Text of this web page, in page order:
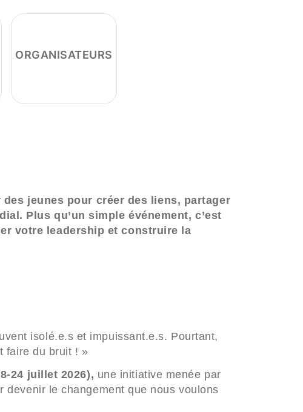
ORGANISATEURS
des jeunes pour créer des liens, partager
Plus qu’un simple événement, c’est
votre leadership et construire la
isolé.e.s et impuissant.e.s. Pourtant,
faire du bruit ! »
24 juillet 2026), une initiative menée par
le changement que nous voulons